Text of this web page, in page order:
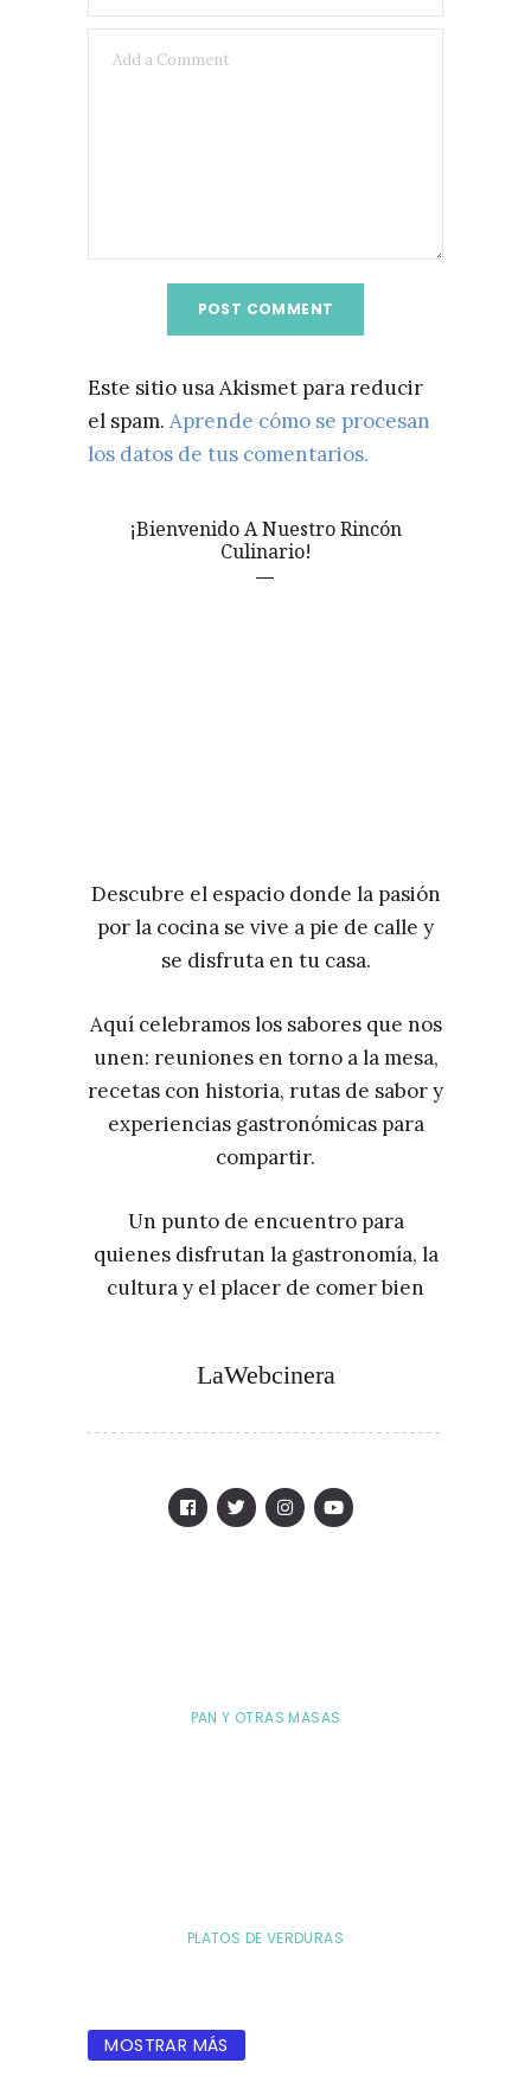
Este sitio usa Akismet para reducir
el spam. Aprende cómo se procesan
los datos de tus comentarios.
¡Bienvenido A Nuestro Rincón
Culinario!
Descubre el espacio donde la pasión
por la cocina se vive a pie de calle y
se disfruta en tu casa.
Aquí celebramos los sabores que nos
unen: reuniones en torno a la mesa,
recetas con historia, rutas de sabor y
experiencias gastronómicas para
compartir.
Un punto de encuentro para
quienes disfrutan la gastronomía, la
cultura y el placer de comer bien
LaWebcinera
PAN Y OTRAS MASAS
PLATOS DE VERDURAS
MOSTRAR MÁS